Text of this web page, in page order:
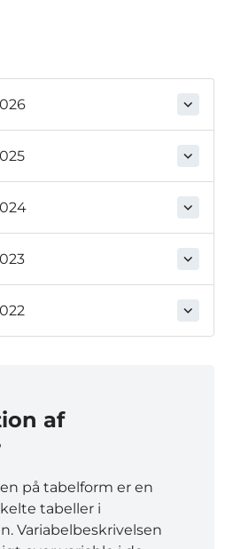
af
på tabelform er en
tabeller i
Variabelbeskrivelsen